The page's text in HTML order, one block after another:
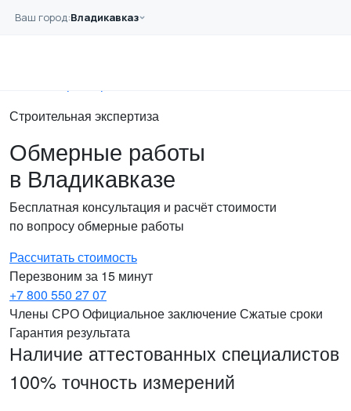
Ваш город:Владикавказ
Главная
Строительная экспертиза
Обмерные работы
в Владикавказе
Бесплатная консультация и расчёт стоимости
по вопросу обмерные работы
Рассчитать стоимость
Перезвоним за 15 минут
+7 800 550 27 07
Члены СРООфициальное заключениеСжатые сроки
Гарантия результата
Наличие аттестованных специалистов
100% точность измерений